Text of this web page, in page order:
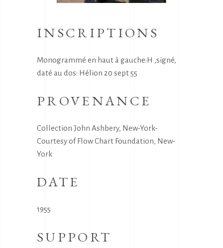
INSCRIPTIONS
Monogrammé en haut à gauche:H ,signé,
daté au dos: Hélion 20 sept 55
PROVENANCE
Collection John Ashbery, New-York-
Courtesy of Flow Chart Foundation, New-
York
DATE
1955
SUPPORT